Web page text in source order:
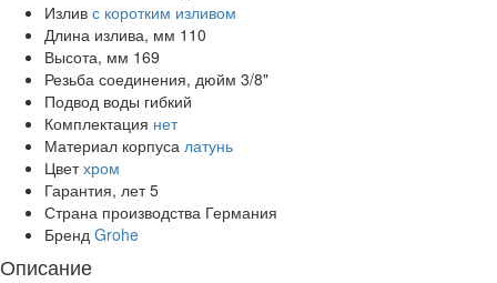
Излив с коротким изливом
Длина излива, мм 110
Высота, мм 169
Резьба соединения, дюйм 3/8"
Подвод воды гибкий
Комплектация нет
Материал корпуса латунь
Цвет хром
Гарантия, лет 5
Страна производства Германия
Бренд Grohe
Описание